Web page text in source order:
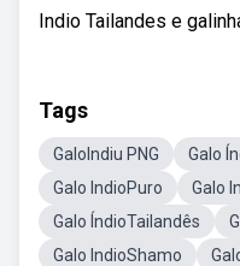
Indio Tailandes e
Tags
GaloIndiu PNG Galo
Galo IndioPuro
Galo
Galo ÍndioTailandês
Galo IndioShamo